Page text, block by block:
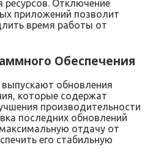
ресурсов. Отключение
приложений позволит
время работы от
Обеспечения
выпускают обновления
которые содержат
производительности
последних обновлений
отдачу от
его стабильную